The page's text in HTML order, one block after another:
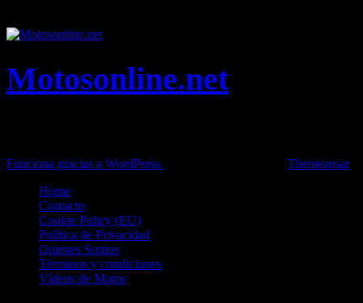
Motosonline.net
Funciona gracias a WordPress
Themeansar.
Home
Contacto
Cookie Policy (EU)
Política de Privacidad
Quienes Somos
Términos y condiciones
Vídeos de Motos